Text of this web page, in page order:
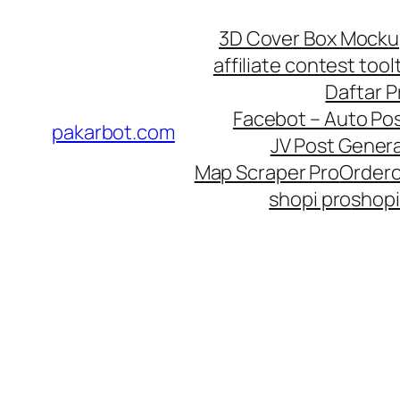
pakarbot.com
3D Cover Box
affiliate contest
Daftar
Facebot – Auto
JV Post
Map Scraper Pro
shopi pro